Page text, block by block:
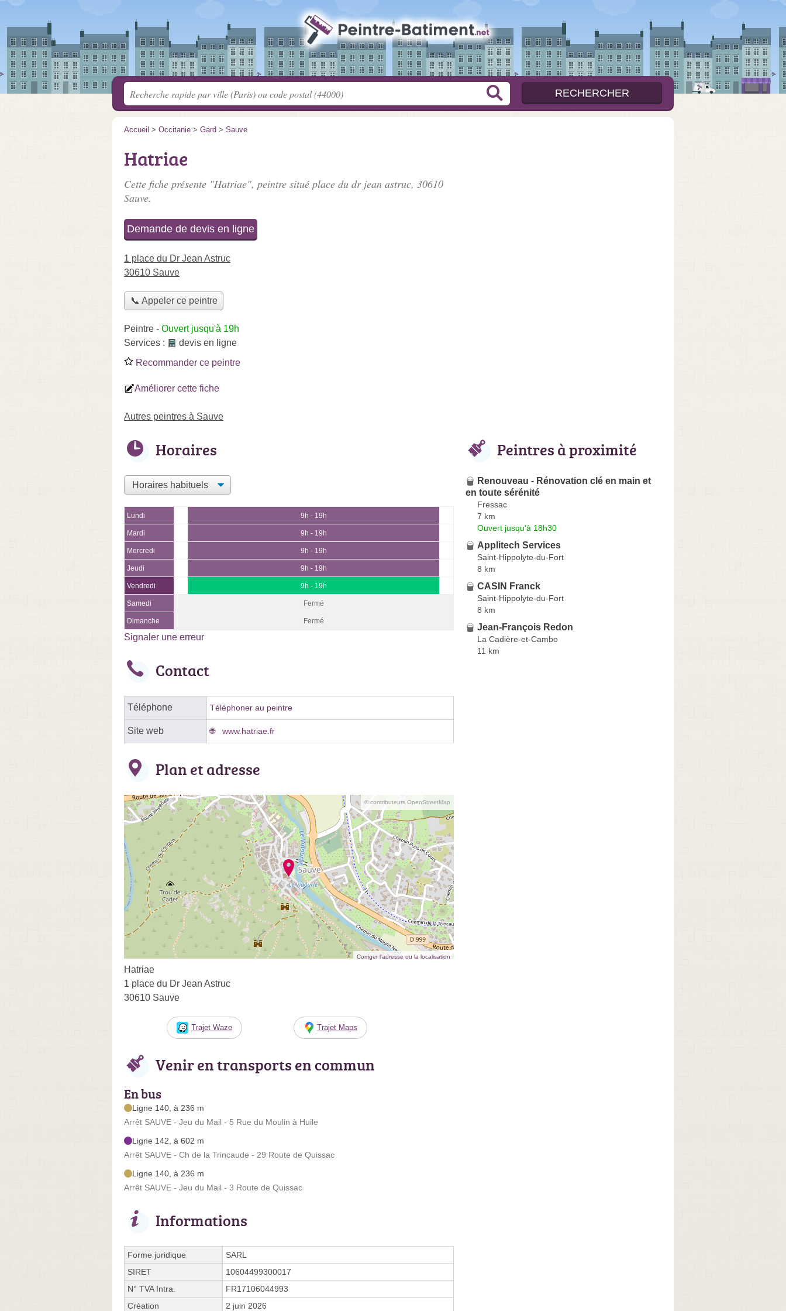
Accueil > Occitanie > Gard > Sauve
Hatriae
Cette fiche présente "Hatriae", peintre situé place du dr jean astruc, 30610
Sauve.
Demande de devis en ligne
1 place du Dr Jean Astruc
30610 Sauve
📞 Appeler ce peintre
Peintre - Ouvert jusqu'à 19h
Services :
devis en ligne
Recommander ce peintre
Améliorer cette fiche
Autres peintres à Sauve
Horaires
Lundi 9h - 19h
Mardi 9h - 19h
Mercredi 9h - 19h
Jeudi 9h - 19h
Vendredi 9h - 19h
Samedi Fermé
Dimanche Fermé
Signaler une erreur
Contact
Téléphone Téléphoner au peintre
Site web www.hatriae.fr
Plan et adresse
© contributeurs OpenStreetMap
Corriger l’adresse ou la localisation
Hatriae
1 place du Dr Jean Astruc
30610 Sauve
Trajet Waze Trajet Maps
Venir en transports en commun
En bus
Ligne 140, à 236 m
Arrêt SAUVE - Jeu du Mail - 5 Rue du Moulin à Huile
Ligne 142, à 602 m
Arrêt SAUVE - Ch de la Trincaude - 29 Route de Quissac
Ligne 140, à 236 m
Arrêt SAUVE - Jeu du Mail - 3 Route de Quissac
Informations
Forme juridique
SARL
SIRET
10604499300017
N° TVA Intra.
FR17106044993
Création
2 juin 2026
Peintres à proximité
Renouveau - Rénovation clé en main et
en toute sérénité
Fressac
7 km
Ouvert jusqu'à 18h30
Applitech Services
Saint-Hippolyte-du-Fort
8 km
CASIN Franck
Saint-Hippolyte-du-Fort
8 km
Jean-François Redon
La Cadière-et-Cambo
11 km